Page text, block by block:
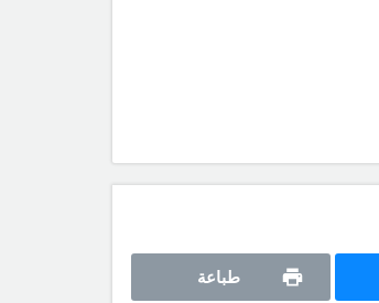
طباعة